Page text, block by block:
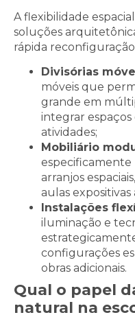
A flexibilidade
soluções
rápida
Divisórias
móveis que
grande em
integrar espaços
atividades;
Mobiliário
especificamente
arranjos
aulas
Instalações
iluminação e
configurações
obras adicionais.
Qual o papel
natural na